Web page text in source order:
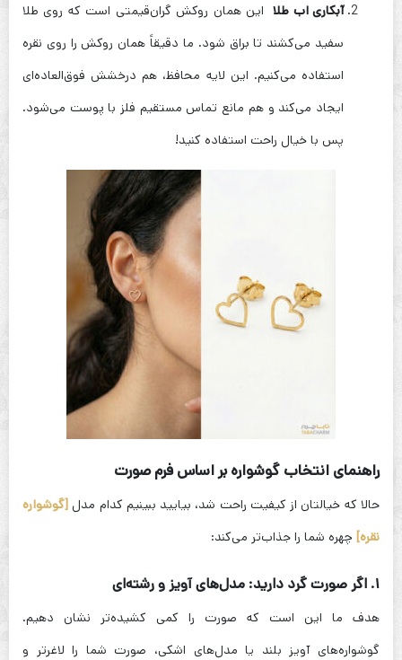
آبکاری اب طلا این همان روکش گران‌قیمتی است که روی طلا
سفید می‌کشند تا براق شود. ما دقیقاً همان روکش را روی نقره
استفاده می‌کنیم. این لایه محافظ، هم درخشش فوق‌العاده‌ای
ایجاد می‌کند و هم مانع تماس مستقیم فلز با پوست می‌شود.
پس با خیال راحت استفاده کنید!
راهنمای انتخاب گوشواره بر اساس فرم صورت
حالا که خیالتان از کیفیت راحت شد، بیایید ببینیم کدام مدل [گوشواره
نقره] چهره شما را جذاب‌تر می‌کند:
۱. اگر صورت گرد دارید: مدل‌های آویز و رشته‌ای
هدف ما این است که صورت را کمی کشیده‌تر نشان دهیم.
گوشواره‌های آویز بلند یا مدل‌های اشکی، صورت شما را لاغرتر و